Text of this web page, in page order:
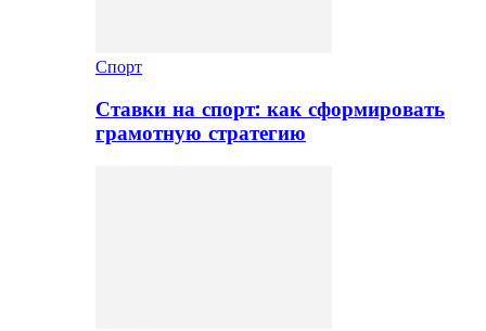
Спорт
Ставки на спорт: как сформировать
грамотную стратегию